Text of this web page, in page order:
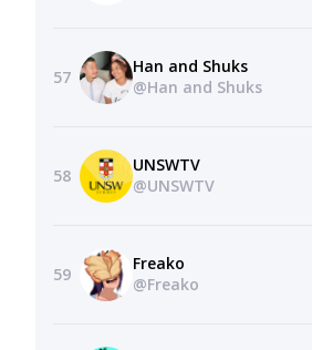
57
Han and Shuks
@Han and Shuks
58
UNSWTV
@UNSWTV
59
Freako
@Freako